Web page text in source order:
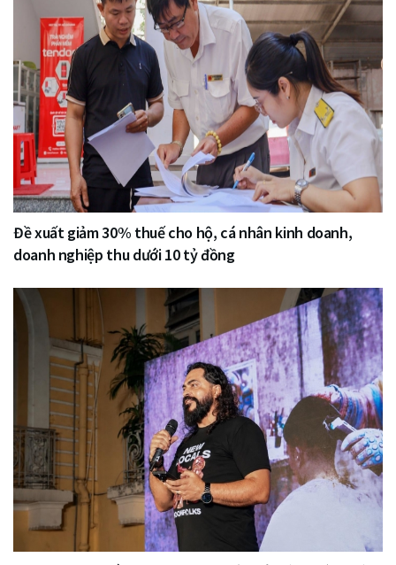
Đề xuất giảm 30% thuế cho hộ, cá nhân kinh doanh,
doanh nghiệp thu dưới 10 tỷ đồng